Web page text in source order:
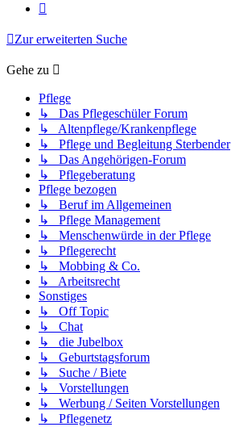
Zur erweiterten Suche
Gehe zu
Pflege
↳ Das Pflegeschüler Forum
↳ Altenpflege/Krankenpflege
↳ Pflege und Begleitung Sterbender
↳ Das Angehörigen-Forum
↳ Pflegeberatung
Pflege bezogen
↳ Beruf im Allgemeinen
↳ Pflege Management
↳ Menschenwürde in der Pflege
↳ Pflegerecht
↳ Mobbing & Co.
↳ Arbeitsrecht
Sonstiges
↳ Off Topic
↳ Chat
↳ die Jubelbox
↳ Geburtstagsforum
↳ Suche / Biete
↳ Vorstellungen
↳ Werbung / Seiten Vorstellungen
↳ Pflegenetz